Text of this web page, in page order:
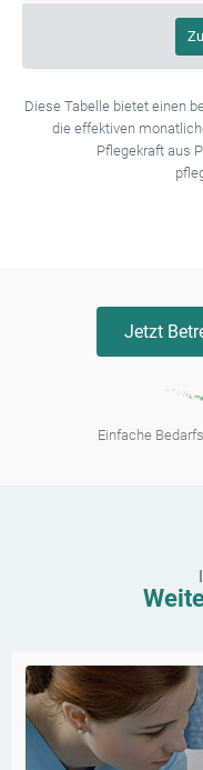
Diese Tabelle bietet einen
die effektiven
Pflegekraft aus
Jetzt
Einfache